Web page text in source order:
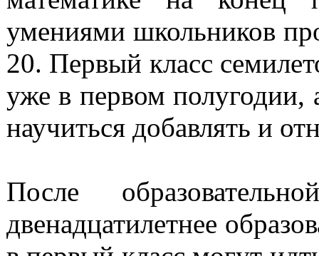
умениями школьников
20. Первый класс
уже в первом
научиться добавлять и
После
двенадцатилетнее